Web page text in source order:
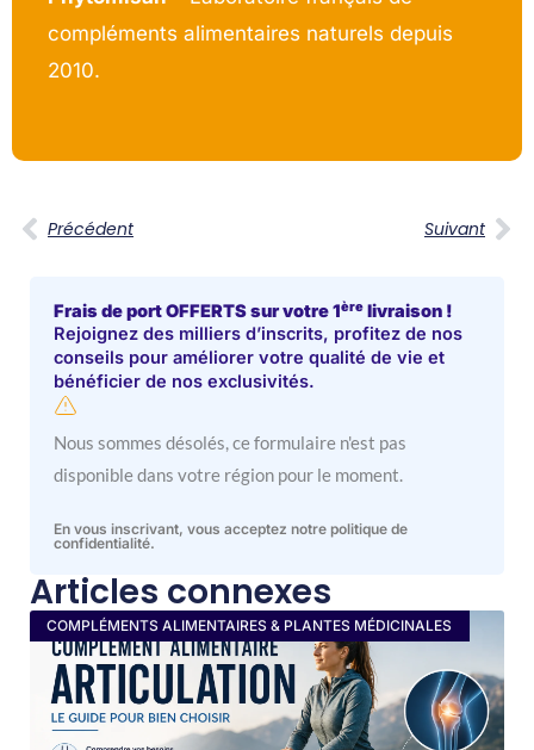
compléments alimentaires naturels depuis
2010.
Précédent
Précédent Suivant
Frais de port OFFERTS sur votre 1ère livraison !
Rejoignez des milliers d’inscrits, profitez de nos
conseils pour améliorer votre qualité de vie et
bénéficier de nos exclusivités.
Nous sommes désolés, ce formulaire n'est pas
disponible dans votre région pour le moment.
En vous inscrivant, vous acceptez notre politique de
confidentialité.
Articles connexes
COMPLÉMENTS ALIMENTAIRES & PLANTES MÉDICINALES